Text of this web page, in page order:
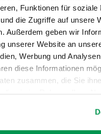
Funktionen für soziale
die Zugriffe auf unsere
Außerdem geben wir
unserer Website an
Werbung und
diese Informationen
zusammen, die Sie
DAUER
1:22 h
SCHWIERIGKEIT
-
mit Audioguide versetzt